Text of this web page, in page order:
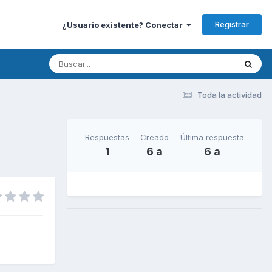
¿Usuario existente? Conectar Registrar
Toda la actividad
Respuestas
1
Creado
6 a
Última respuesta
6 a